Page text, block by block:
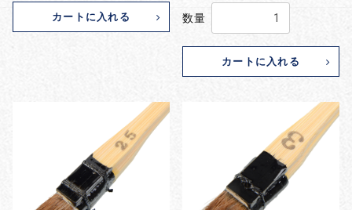
カートに入れる 数量
カートに入れる